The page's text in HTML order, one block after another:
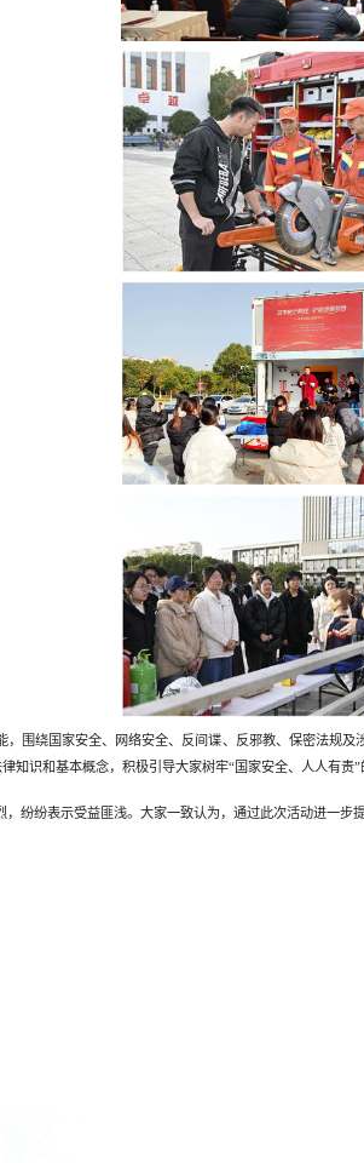
，围绕国家安全、网络安全、反间谍、反邪教、保密法规
知识和基本概念，积极引导大家树牢“国家安全、人人有责”
纷纷表示受益匪浅。大家一致认为，通过此次活动进一